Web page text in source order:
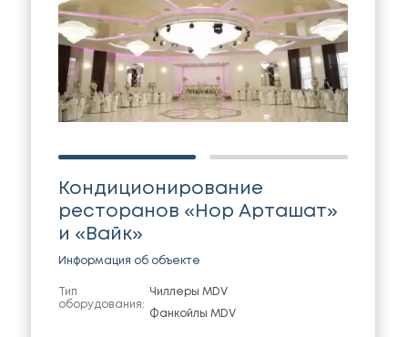
Кондиционирование
ресторанов «Нор Арташат»
и «Вайк»
Информация об объекте
Тип
оборудования:
Чиллеры MDV
Фанкойлы MDV